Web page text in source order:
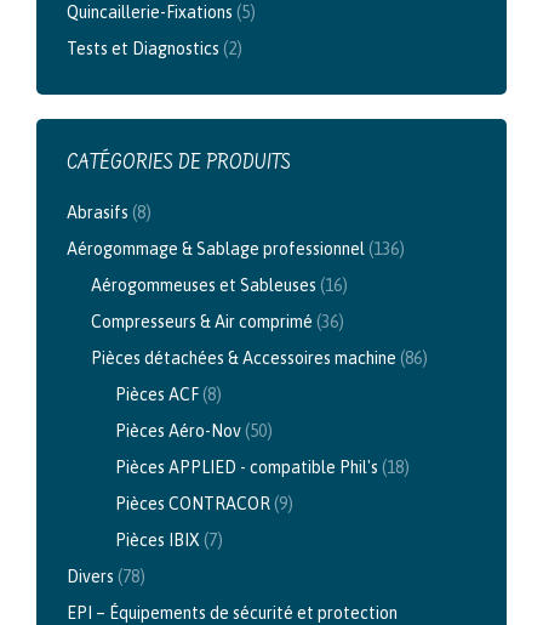
Quincaillerie-Fixations (5)
Tests et Diagnostics (2)
CATÉGORIES DE PRODUITS
Abrasifs (8)
Aérogommage & Sablage professionnel (136)
Aérogommeuses et Sableuses (16)
Compresseurs & Air comprimé (36)
Pièces détachées & Accessoires machine (86)
Pièces ACF(8)
Pièces Aéro-Nov(50)
Pièces APPLIED - compatible Phil's (18)
Pièces CONTRACOR(9)
Pièces IBIX (7)
Divers (78)
EPI – Équipements de sécurité et protection